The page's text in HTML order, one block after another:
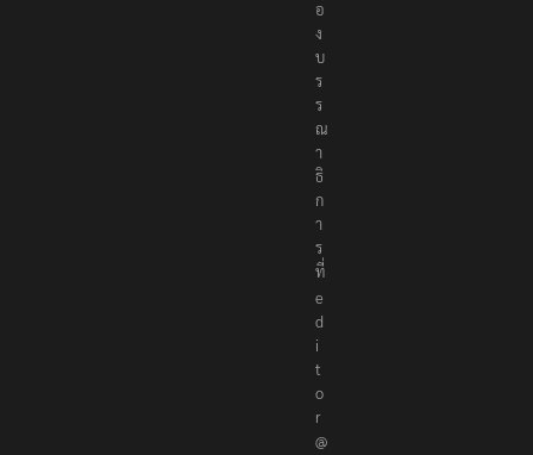
อ
ก
อ
ง
บ
ร
ร
ณ
า
ธิ
ก
า
ร
ที่
e
d
i
t
o